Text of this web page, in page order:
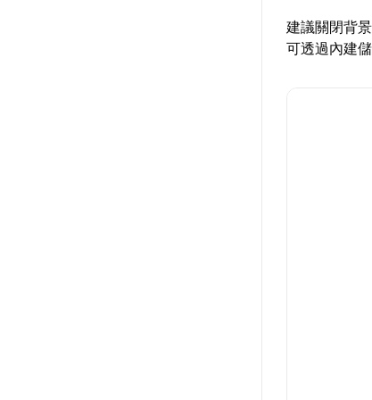
建議關閉背
可透過內建